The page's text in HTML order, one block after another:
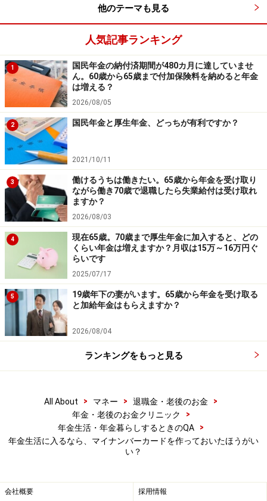
他のテーマも見る
人気記事ランキング
1
国民年金の納付済期間が480カ月に達していませ
ん。60歳から65歳まで付加保険料を納めると年金
は増える？
2026/08/05
2 国民年金と厚生年金、どっちが有利ですか？
2021/10/11
3
働けるうちは働きたい。65歳から年金を受け取り
ながら働き70歳で退職したら失業給付は受け取れ
ますか？
2026/08/03
4
現在65歳。70歳まで厚生年金に加入すると、どの
くらい年金は増えますか？月収は15万～16万円ぐ
らいです
2025/07/17
5
19歳年下の妻がいます。65歳から年金を受け取る
と加給年金はもらえますか？
2026/08/04
ランキングをもっと見る
All About > マネー > 退職金・老後のお金
>
年金・老後のお金クリニック
>
年金生活・年金暮らしするときのQA
>
年金生活に入るなら、マイナンバーカードを作っておいたほうがい
い？
会社概要 採用情報